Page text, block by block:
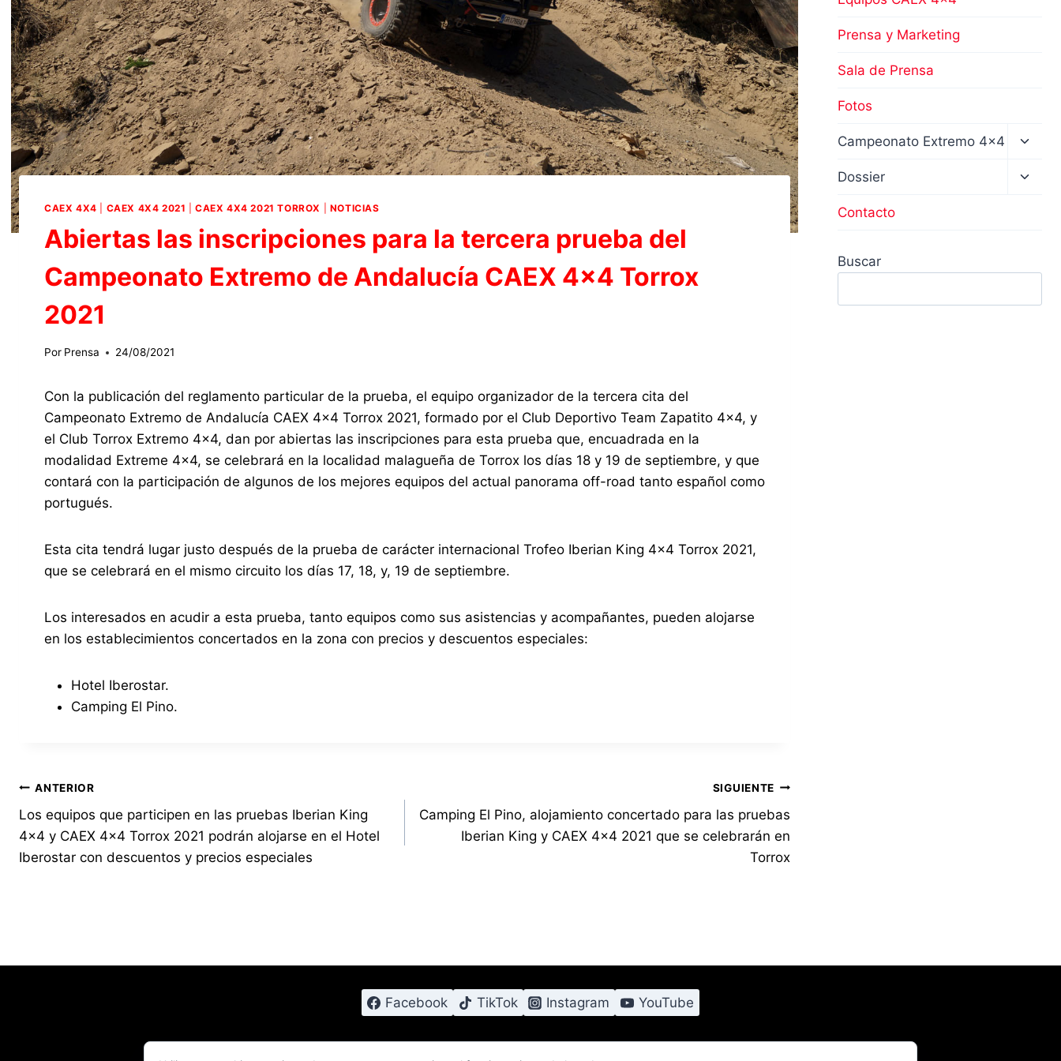
CAEX 4X4 CAEX 4X4 2021 |CAEX 4X4 2021 TORROX NOTICIAS
Abiertas las inscripciones para la tercera prueba del
Campeonato Extremo de Andalucía CAEX 4×4 Torrox
2021
Por Prensa 24/08/2021
Con la publicación del reglamento particular de la prueba, el equipo organizador de la tercera cita del
Campeonato Extremo de Andalucía CAEX 4×4 Torrox 2021, formado por el Club Deportivo Team Zapatito 4×4, y
el Club Torrox Extremo 4×4, dan por abiertas las inscripciones para esta prueba que, encuadrada en la
modalidad Extreme 4×4, se celebrará en la localidad malagueña de Torrox los días 18 y 19 de septiembre, y que
contará con la participación de algunos de los mejores equipos del actual panorama off-road tanto español como
portugués.
Esta cita tendrá lugar justo después de la prueba de carácter internacional Trofeo Iberian King 4×4 Torrox 2021,
que se celebrará en el mismo circuito los días 17, 18, y, 19 de septiembre.
Los interesados en acudir a esta prueba, tanto equipos como sus asistencias y acompañantes, pueden alojarse
en los establecimientos concertados en la zona con precios y descuentos especiales:
Hotel Iberostar.
Camping El Pino.
Navegación
de
entradas
ANTERIOR
Los equipos que participen en las pruebas Iberian King
4×4 y CAEX 4×4 Torrox 2021 podrán alojarse en el Hotel
Iberostar con descuentos y precios especiales
SIGUIENTE
Camping El Pino, alojamiento concertado para las pruebas
Iberian King y CAEX 4×4 2021 que se celebrarán en
Torrox
Prensa y Marketing
Sala de Prensa
Fotos
Campeonato Extremo 4×4
hijo
Dossier
Contacto
Buscar
Facebook TikTok Instagram YouTube